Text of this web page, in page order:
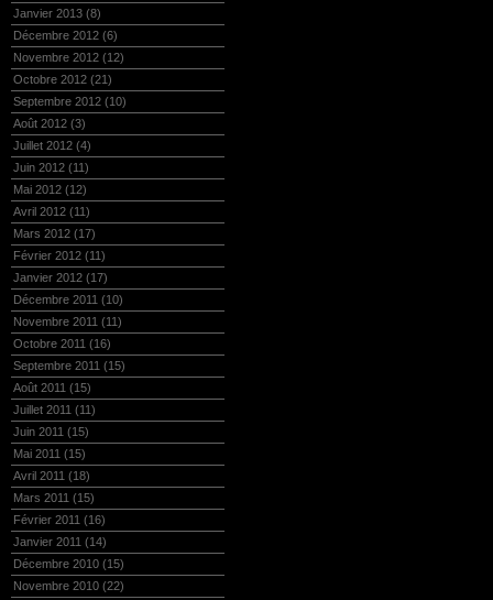
Janvier 2013 (8)
Décembre 2012 (6)
Novembre 2012 (12)
Octobre 2012 (21)
Septembre 2012 (10)
Août 2012 (3)
Juillet 2012 (4)
Juin 2012 (11)
Mai 2012 (12)
Avril 2012 (11)
Mars 2012 (17)
Février 2012 (11)
Janvier 2012 (17)
Décembre 2011 (10)
Novembre 2011 (11)
Octobre 2011 (16)
Septembre 2011 (15)
Août 2011 (15)
Juillet 2011 (11)
Juin 2011 (15)
Mai 2011 (15)
Avril 2011 (18)
Mars 2011 (15)
Février 2011 (16)
Janvier 2011 (14)
Décembre 2010 (15)
Novembre 2010 (22)